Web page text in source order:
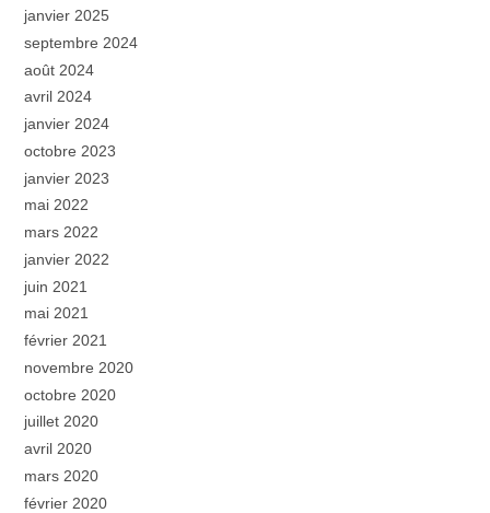
janvier 2025
septembre 2024
août 2024
avril 2024
janvier 2024
octobre 2023
janvier 2023
mai 2022
mars 2022
janvier 2022
juin 2021
mai 2021
février 2021
novembre 2020
octobre 2020
juillet 2020
avril 2020
mars 2020
février 2020